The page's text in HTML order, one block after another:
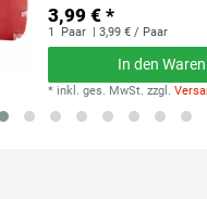
3,99 € *
1 Paar | 3,99 € / Paar
In den
* inkl. ges. MwSt. zzgl.